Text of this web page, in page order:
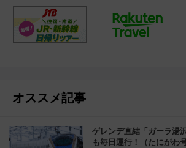
オススメ記事
ゲレンデ直結「ガーラ湯
も毎日運行！（たにがわ